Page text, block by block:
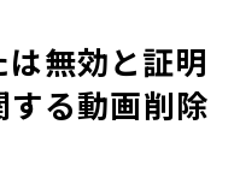
無効と証明
する動画削除